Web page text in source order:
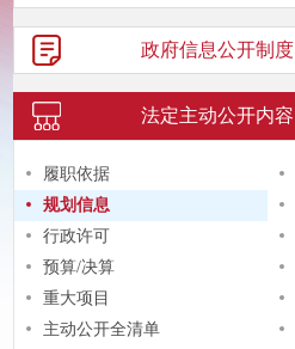
政府信息公开制度
法定主动公开内容
履职依据
规划信息
行政许可
预算/决算
重大项目
主动公开全清单